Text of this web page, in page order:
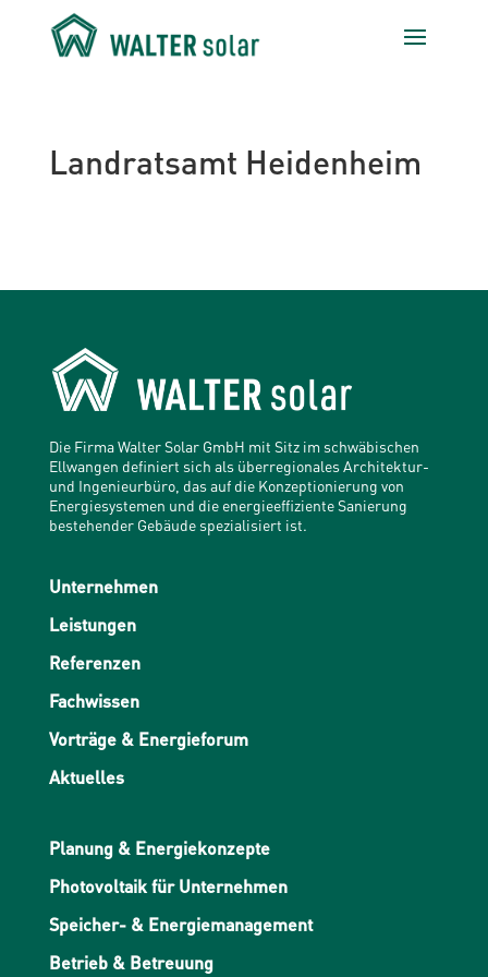
Landratsamt Heidenheim
Die Firma Walter Solar GmbH mit Sitz im schwäbischen
Ellwangen definiert sich als überregionales Architektur-
und Ingenieurbüro, das auf die Konzeptionierung von
Energiesystemen und die energieeffiziente Sanierung
bestehender Gebäude spezialisiert ist.
Unternehmen
Leistungen
Referenzen
Fachwissen
Vorträge & Energieforum
Aktuelles
Planung & Energiekonzepte
Photovoltaik für Unternehmen
Speicher- & Energiemanagement
Betrieb & Betreuung